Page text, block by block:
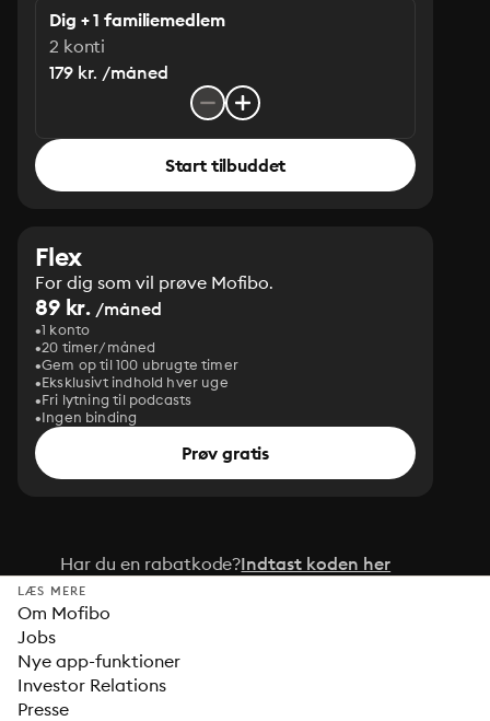
Dig + 1 familiemedlem
2 konti
179 kr. /måned
Start tilbuddet
Flex
For dig som vil prøve Mofibo.
89 kr. /måned
1 konto
20 timer/måned
Gem op til 100 ubrugte timer
Eksklusivt indhold hver uge
Fri lytning til podcasts
Ingen binding
Prøv gratis
Har du en rabatkode?Indtast koden her
LÆS MERE
Om Mofibo
Jobs
Nye app-funktioner
Investor Relations
Presse